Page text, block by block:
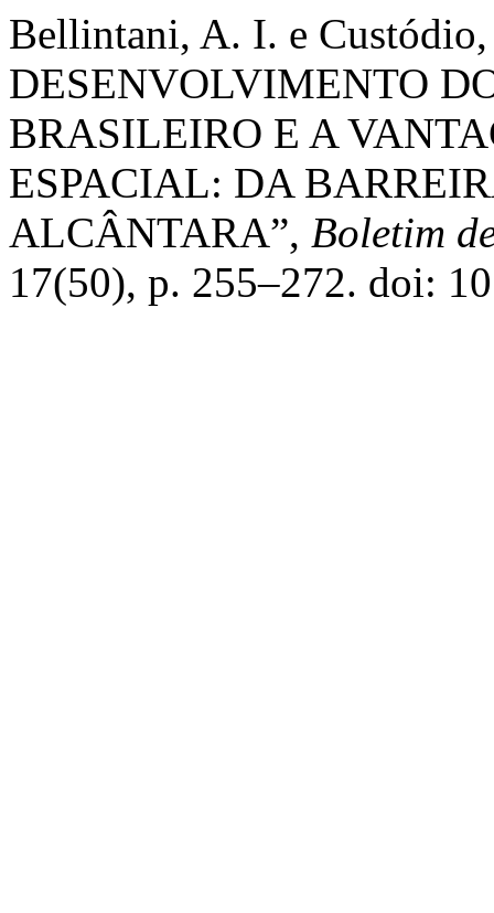
Bellintani, A. I. e
DESENVOLVIMENTO
BRASILEIRO E A
ESPACIAL: DA
ALCÂNTARA”, Boletim
17(50), p. 255–272. doi: